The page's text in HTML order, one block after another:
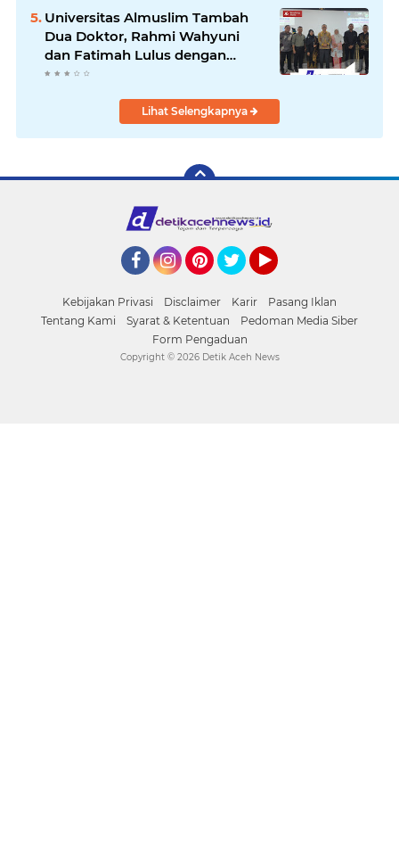
Universitas Almuslim Tambah
Dua Doktor, Rahmi Wahyuni
dan Fatimah Lulus dengan
Predikat Pujian
Lihat Selengkapnya
Kebijakan Privasi Disclaimer Karir
Pasang Iklan
Tentang Kami
Syarat & Ketentuan
Pedoman Media Siber
Form Pengaduan
Copyright © 2026 Detik Aceh News